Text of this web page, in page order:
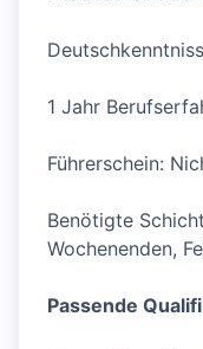
1 Jahr
Führerschein:
Benötigte
Wochenenden,
Passende